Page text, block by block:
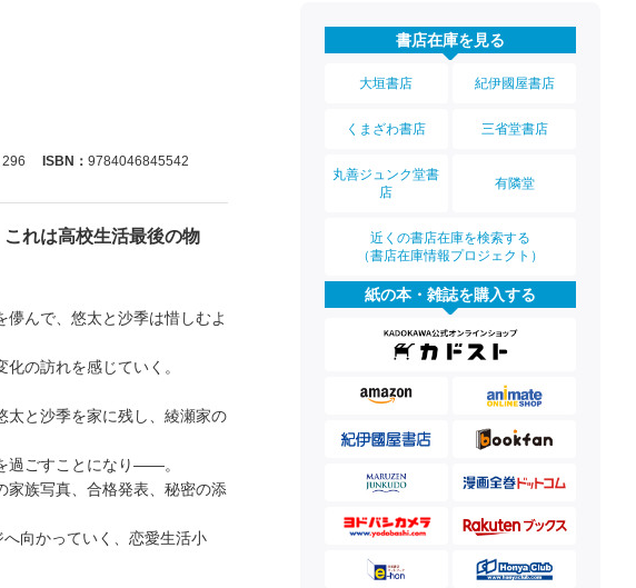
296 ISBN： 9784046845542
れは高校生活最後の物
んで、悠太と沙季は惜しむよ
の訪れを感じていく。
太と沙季を家に残し、綾瀬家の
過ごすことになり――。
家族写真、合格発表、秘密の添
へ向かっていく、恋愛生活小
書店在庫を見る
大垣書店 紀伊國屋書店
くまざわ書店 三省堂書店
丸善ジュンク堂書
店
有隣堂
近くの書店在庫を検索する
（書店在庫情報プロジェクト）
紙の本・雑誌を購入する